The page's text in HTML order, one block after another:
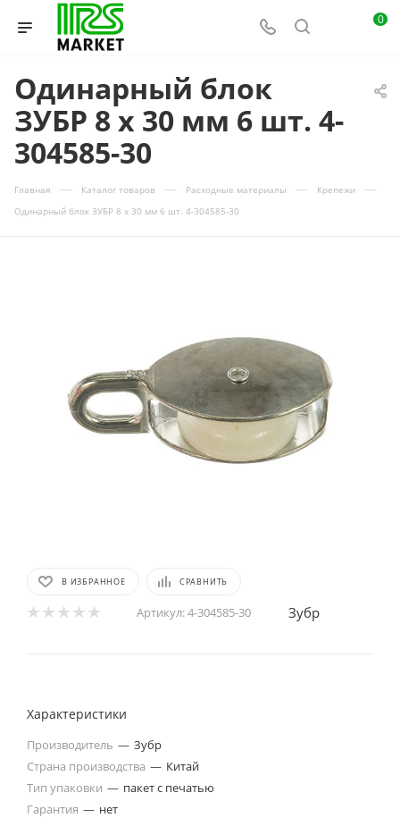
0
Одинарный блок
ЗУБР 8 x 30 мм 6 шт. 4-
304585-30
Главная — Каталог товаров — Расходные материалы — Крепежи —
Одинарный блок ЗУБР 8 x 30 мм 6 шт. 4-304585-30
В ИЗБРАННОЕ СРАВНИТЬ
Артикул:4-304585-30 Зубр
Характеристики
Производитель — Зубр
Страна производства — Китай
Тип упаковки — пакет с печатью
Гарантия — нет